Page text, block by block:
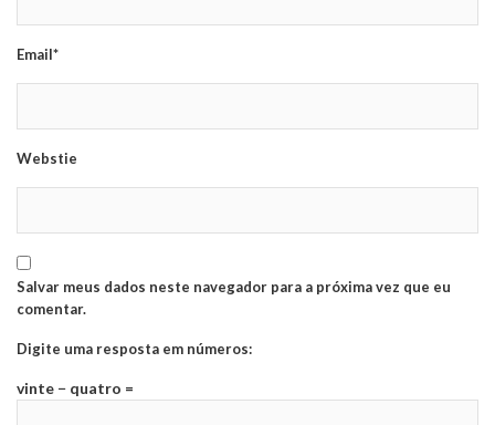
Email*
Webstie
Salvar meus dados neste navegador para a próxima vez que eu
comentar.
Digite uma resposta em números:
vinte − quatro =